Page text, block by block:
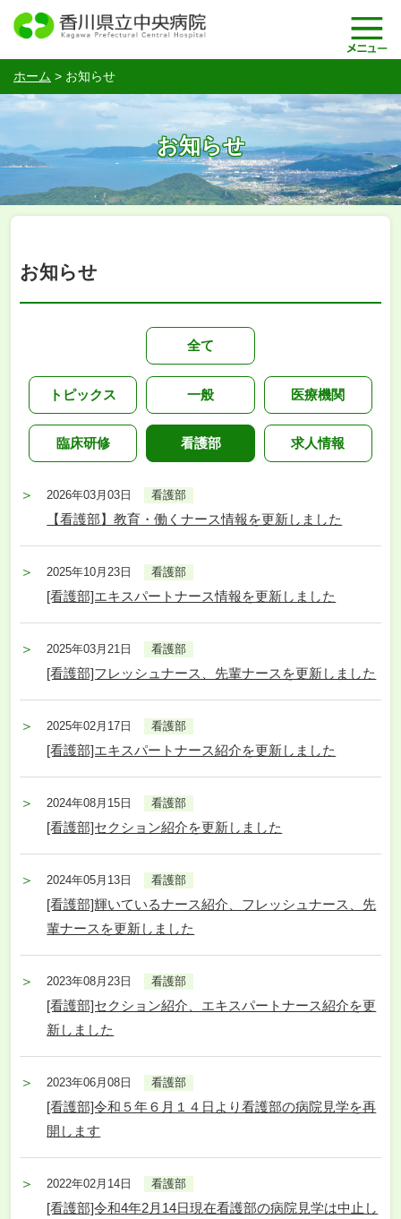
ホーム > お知らせ
お知らせ
お知らせ
全て
トピックス 一般 医療機関
臨床研修 看護部 求人情報
2026年03月03日 看護部
【看護部】教育・働くナース情報を更新しました
2025年10月23日 看護部
[看護部]エキスパートナース情報を更新しました
2025年03月21日 看護部
[看護部]フレッシュナース、先輩ナースを更新しました
2025年02月17日 看護部
[看護部]エキスパートナース紹介を更新しました
2024年08月15日 看護部
[看護部]セクション紹介を更新しました
2024年05月13日 看護部
[看護部]輝いているナース紹介、フレッシュナース、先
輩ナースを更新しました
2023年08月23日 看護部
[看護部]セクション紹介、エキスパートナース紹介を更
新しました
2023年06月08日 看護部
[看護部]令和５年６月１４日より看護部の病院見学を再
開します
2022年02月14日 看護部
[看護部]令和4年2月14日現在看護部の病院見学は中止し